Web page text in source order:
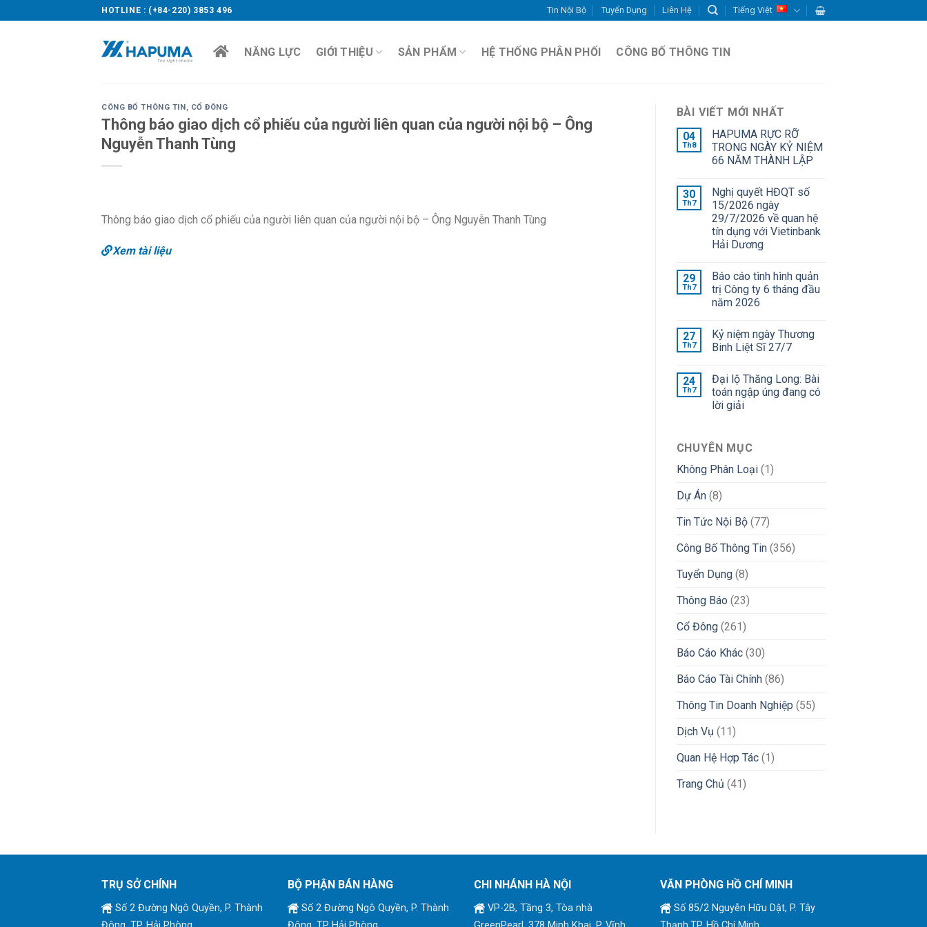
to
HOTLINE : (+84-220) 3853 496 Tin Nội Bộ Tuyển Dụng Liên Hệ Tiếng Việt
NĂNG LỰC GIỚI THIỆU SẢN PHẨM HỆ THỐNG PHÂN PHỐI CÔNG BỐ THÔNG TIN
CÔNG BỐ THÔNG TIN, CỔ ĐÔNG
Thông báo giao dịch cổ phiếu của người liên quan của người nội bộ – Ông
Nguyễn Thanh Tùng
Thông báo giao dịch cổ phiếu của người liên quan của người nội bộ – Ông Nguyễn Thanh Tùng
Xem tài liệu
BÀI VIẾT MỚI NHẤT
04
Th8
HAPUMA RỰC RỠ
TRONG NGÀY KỶ NIỆM
66 NĂM THÀNH LẬP
30
Th7
Nghị quyết HĐQT số
15/2026 ngày
29/7/2026 về quan hệ
tín dụng với Vietinbank
Hải Dương
29
Th7
Báo cáo tình hình quản
trị Công ty 6 tháng đầu
năm 2026
27
Th7
Kỷ niệm ngày Thương
Binh Liệt Sĩ 27/7
24
Th7
Đại lộ Thăng Long: Bài
toán ngập úng đang có
lời giải
CHUYÊN MỤC
Không Phân Loại(1)
Dự Án(8)
Tin Tức Nội Bộ(77)
Công Bố Thông Tin(356)
Tuyển Dụng(8)
Thông Báo (23)
Cổ Đông(261)
Báo Cáo Khác(30)
Báo Cáo Tài Chính(86)
Thông Tin Doanh Nghiệp (55)
Dịch Vụ (11)
Quan Hệ Hợp Tác(1)
Trang Chủ (41)
TRỤ SỞ CHÍNH
Số 2 Đường Ngô Quyền, P. Thành
BỘ PHẬN BÁN HÀNG
Số 2 Đường Ngô Quyền, P. Thành
CHI NHÁNH HÀ NỘI
VP-2B, Tầng 3, Tòa nhà
VĂN PHÒNG HỒ CHÍ MINH
Số 85/2 Nguyễn Hữu Dật, P. Tây